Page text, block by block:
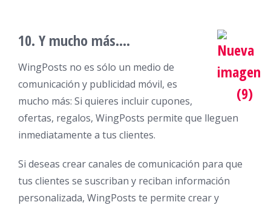
10. Y mucho más….
WingPosts no es sólo un medio de
comunicación y publicidad móvil, es
mucho más: Si quieres incluir cupones,
ofertas, regalos, WingPosts permite que lleguen
inmediatamente a tus clientes.
Si deseas crear canales de comunicación para que
tus clientes se suscriban y reciban información
personalizada, WingPosts te permite crear y